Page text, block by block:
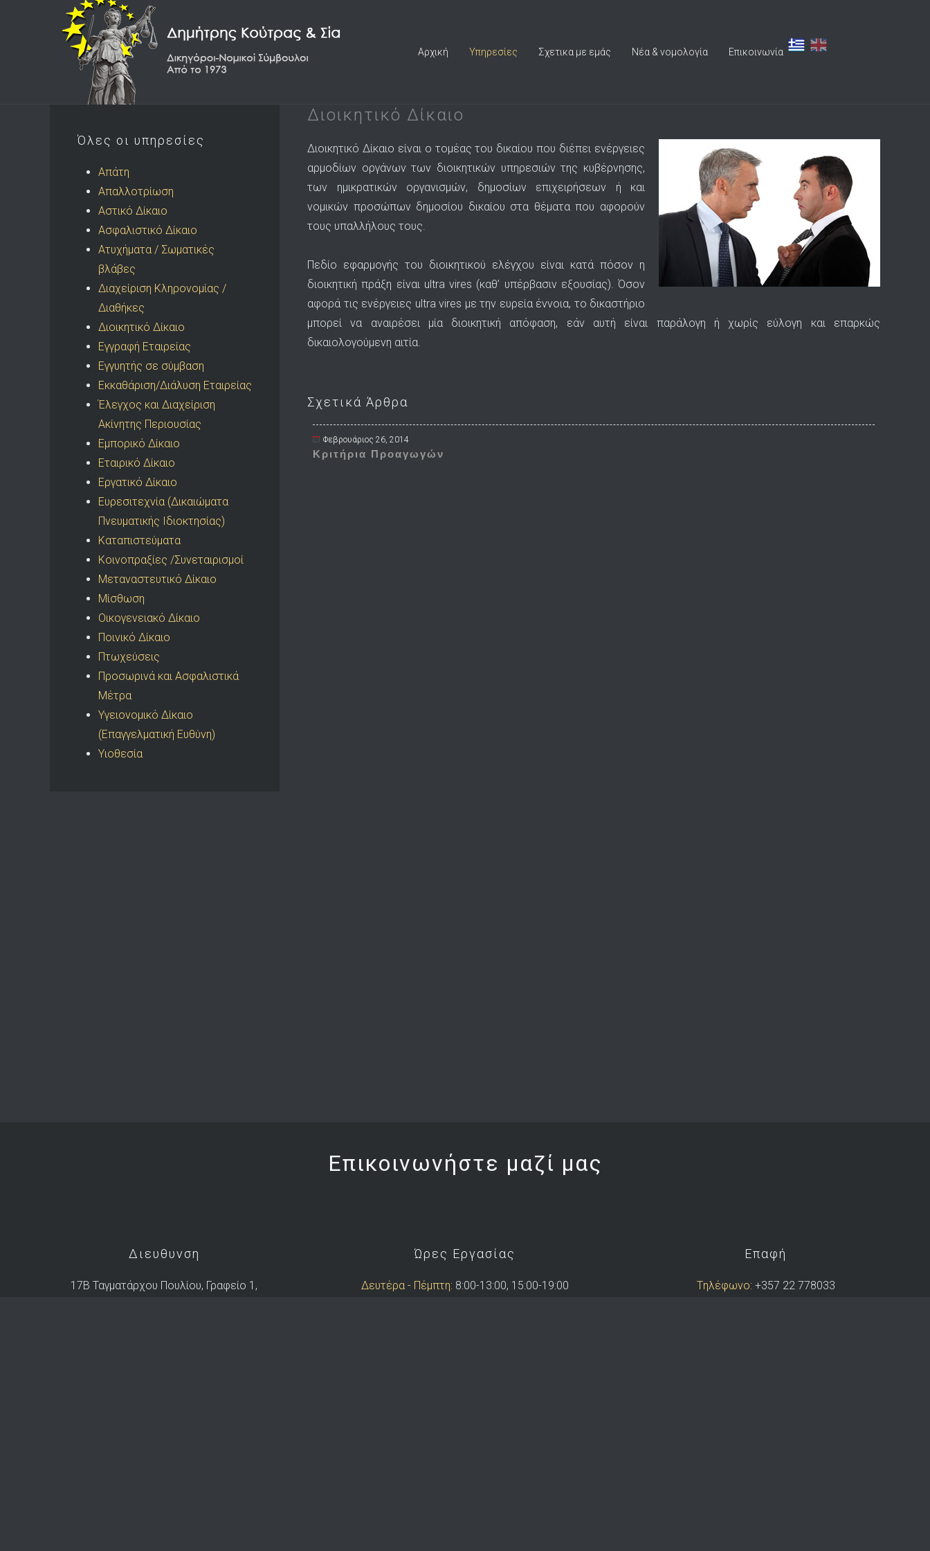
Αρχική Υπηρεσίες Σχετικα με εμάς Νέα & νομολογία Επικοινωνία
Διοικητικό Δίκαιο
Διοικητικό Δίκαιο είναι ο τομέας του δικαίου που διέπει ενέργειες
αρμοδίων οργάνων των διοικητικών υπηρεσιών της κυβέρνησης,
των ημικρατικών οργανισμών, δημοσίων επιχειρήσεων ή και
νομικών προσώπων δημοσίου δικαίου στα θέματα που αφορούν
τους υπαλλήλους τους.
Πεδίο εφαρμογής του διοικητικού ελέγχου είναι κατά πόσον η
διοικητική πράξη είναι ultra vires (καθ’ υπέρβασιν εξουσίας). Όσον
αφορά τις ενέργειες ultra vires με την ευρεία έννοια, το δικαστήριο
μπορεί να αναιρέσει μία διοικητική απόφαση, εάν αυτή είναι παράλογη ή χωρίς εύλογη και επαρκώς
δικαιολογούμενη αιτία.
Σχετικά Άρθρα
Φεβρουάριος 26, 2014
Κριτήρια Προαγωγών
Όλες οι υπηρεσίες
Απάτη
Απαλλοτρίωση
Αστικό Δίκαιο
Ασφαλιστικό Δίκαιο
Ατυχήματα / Σωματικές
βλάβες
Διαχείριση Κληρονομίας /
Διαθήκες
Διοικητικό Δίκαιο
Εγγραφή Εταιρείας
Εγγυητής σε σύμβαση
Εκκαθάριση/Διάλυση Εταιρείας
Έλεγχος και Διαχείριση
Ακίνητης Περιουσίας
Εμπορικό Δίκαιο
Εταιρικό Δίκαιο
Εργατικό Δίκαιο
Ευρεσιτεχνία (Δικαιώματα
Πνευματικής Ιδιοκτησίας)
Καταπιστεύματα
Κοινοπραξίες /Συνεταιρισμοί
Μεταναστευτικό Δίκαιο
Μίσθωση
Οικογενειακό Δίκαιο
Ποινικό Δίκαιο
Πτωχεύσεις
Προσωρινά και Ασφαλιστικά
Μέτρα
Υγειονομικό Δίκαιο
(Επαγγελματική Ευθύνη)
Υιοθεσία
Επικοινωνήστε μαζί μας
Διευθυνση
17B Ταγματάρχου Πουλίου, Γραφείο 1,
Ώρες Εργασίας
Δευτέρα - Πέμπτη: 8:00-13:00, 15:00-19:00
Επαφή
Tηλέφωνο: +357 22 778033